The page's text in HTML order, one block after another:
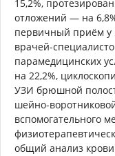
15,2%,
отложений — на
первичный приём у
врачей-
парамедицинских
на 22,2%,
УЗИ брюшной
шейно-
вспомогательного
общий анализ